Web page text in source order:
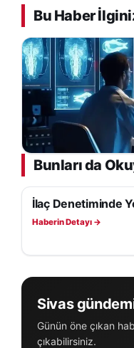
Bu Haber
Bunları da
SAĞLIK
İlaç Denetiminde
Haberin Detayı →
Sivas
Günün öne çıkan
çıkabilirsiniz.